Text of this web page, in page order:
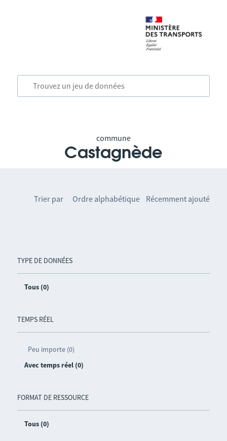
commune
Castagnède
TYPE DE DONNÉES
Tous (0)
TEMPS RÉEL
Peu importe (0)
Avec temps réel (0)
FORMAT DE RESSOURCE
Tous (0)
Trier par Ordre alphabétique Récemment ajouté